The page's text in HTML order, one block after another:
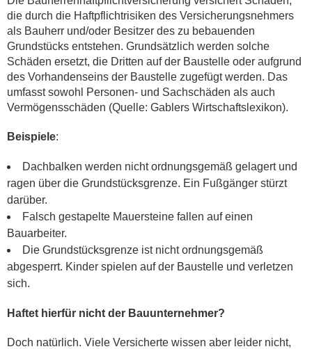
die durch die Haftpflichtrisiken des Versicherungsnehmers
als Bauherr und/oder Besitzer des zu bebauenden
Grundstücks entstehen. Grundsätzlich werden solche
Schäden ersetzt, die Dritten auf der Baustelle oder aufgrund
des Vorhandenseins der Baustelle zugefügt werden. Das
umfasst sowohl Personen- und Sachschäden als auch
Vermögensschäden (Quelle: Gablers Wirtschaftslexikon).
Beispiele:
Dachbalken werden nicht ordnungsgemäß gelagert und
ragen über die Grundstücksgrenze. Ein Fußgänger stürzt
darüber.
Falsch gestapelte Mauersteine fallen auf einen
Bauarbeiter.
Die Grundstücksgrenze ist nicht ordnungsgemäß
abgesperrt. Kinder spielen auf der Baustelle und verletzen
sich.
Haftet hierfür nicht der Bauunternehmer?
Doch natürlich. Viele Versicherte wissen aber leider nicht,